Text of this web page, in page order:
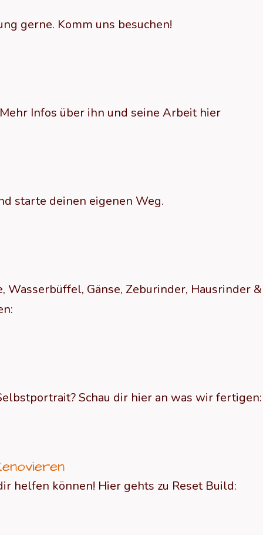
gerne. Komm uns besuchen!
Infos über ihn und seine Arbeit hier
starte deinen eigenen Weg.
Wasserbüffel, Gänse, Zeburinder, Hausrinder &
Schau dir hier an was wir fertigen:
helfen können! Hier gehts zu Reset Build: